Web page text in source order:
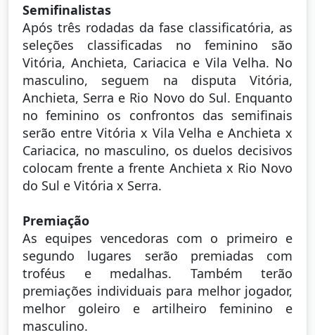
Semifinalistas
Após três rodadas da fase classificatória, as
seleções classificadas no feminino são
Vitória, Anchieta, Cariacica e Vila Velha. No
masculino, seguem na disputa Vitória,
Anchieta, Serra e Rio Novo do Sul. Enquanto
no feminino os confrontos das semifinais
serão entre Vitória x Vila Velha e Anchieta x
Cariacica, no masculino, os duelos decisivos
colocam frente a frente Anchieta x Rio Novo
do Sul e Vitória x Serra.
Premiação
As equipes vencedoras com o primeiro e
segundo lugares serão premiadas com
troféus e medalhas. Também terão
premiações individuais para melhor jogador,
melhor goleiro e artilheiro feminino e
masculino.